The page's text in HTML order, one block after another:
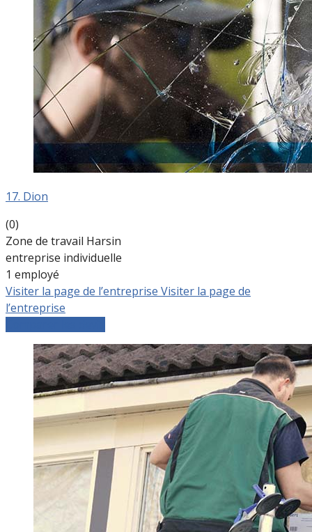
17. Dion
(0)
Zone de travail Harsin
entreprise individuelle
1 employé
Visiter la page de l’entreprise Visiter la page de
l’entreprise